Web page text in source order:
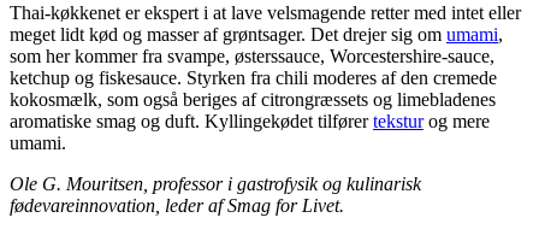
Thai-køkkenet er ekspert i at lave velsmagende retter med intet eller
meget lidt kød og masser af grøntsager. Det drejer sig om umami,
som her kommer fra svampe, østerssauce, Worcestershire-sauce,
ketchup og fiskesauce. Styrken fra chili moderes af den cremede
kokosmælk, som også beriges af citrongræssets og limebladenes
aromatiske smag og duft. Kyllingekødet tilførerteksturog mere
umami.
Ole G. Mouritsen, professor i gastrofysik og kulinarisk
fødevareinnovation, leder af Smag for Livet.